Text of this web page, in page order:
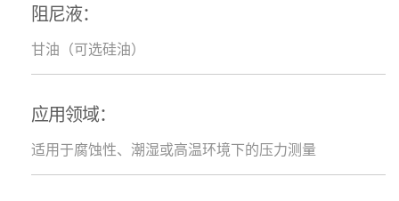
阻尼液：
甘油（可选硅油）
应用领域：
适用于腐蚀性、潮湿或高温环境下的压力测量